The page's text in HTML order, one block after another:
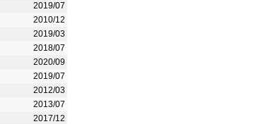
2019/07
2010/12
2019/03
2018/07
2020/09
2019/07
2012/03
2013/07
2017/12